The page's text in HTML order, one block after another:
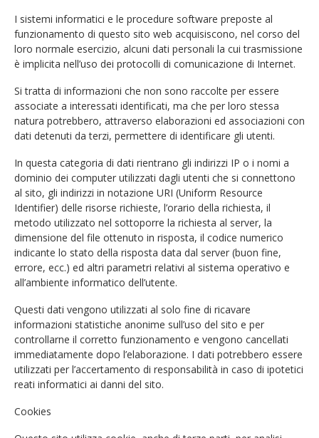
I sistemi informatici e le procedure software preposte al
funzionamento di questo sito web acquisiscono, nel corso del
loro normale esercizio, alcuni dati personali la cui trasmissione
è implicita nell’uso dei protocolli di comunicazione di Internet.
Si tratta di informazioni che non sono raccolte per essere
associate a interessati identificati, ma che per loro stessa
natura potrebbero, attraverso elaborazioni ed associazioni con
dati detenuti da terzi, permettere di identificare gli utenti.
In questa categoria di dati rientrano gli indirizzi IP o i nomi a
dominio dei computer utilizzati dagli utenti che si connettono
al sito, gli indirizzi in notazione URI (Uniform Resource
Identifier) delle risorse richieste, l’orario della richiesta, il
metodo utilizzato nel sottoporre la richiesta al server, la
dimensione del file ottenuto in risposta, il codice numerico
indicante lo stato della risposta data dal server (buon fine,
errore, ecc.) ed altri parametri relativi al sistema operativo e
all’ambiente informatico dell’utente.
Questi dati vengono utilizzati al solo fine di ricavare
informazioni statistiche anonime sull’uso del sito e per
controllarne il corretto funzionamento e vengono cancellati
immediatamente dopo l’elaborazione. I dati potrebbero essere
utilizzati per l’accertamento di responsabilità in caso di ipotetici
reati informatici ai danni del sito.
Cookies